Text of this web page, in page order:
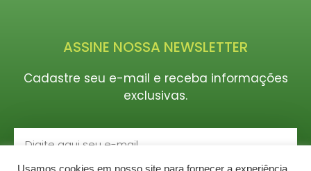
ASSINE NOSSA NEWSLETTER
Cadastre seu e-mail e receba informações
exclusivas.